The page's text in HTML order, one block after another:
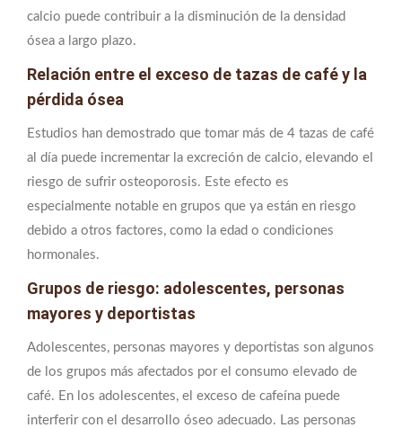
calcio puede contribuir a la disminución de la densidad
ósea a largo plazo.
Relación entre el exceso de tazas de café y la
pérdida ósea
Estudios han demostrado que tomar más de 4 tazas de café
al día puede incrementar la excreción de calcio, elevando el
riesgo de sufrir osteoporosis. Este efecto es
especialmente notable en grupos que ya están en riesgo
debido a otros factores, como la edad o condiciones
hormonales.
Grupos de riesgo: adolescentes, personas
mayores y deportistas
Adolescentes, personas mayores y deportistas son algunos
de los grupos más afectados por el consumo elevado de
café. En los adolescentes, el exceso de cafeína puede
interferir con el desarrollo óseo adecuado. Las personas